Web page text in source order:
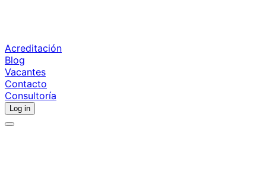
Acreditación
Blog
Vacantes
Contacto
Consultoría
Log in